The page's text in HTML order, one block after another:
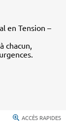
en Tension –
chacun,
ACCÈS RAPIDES